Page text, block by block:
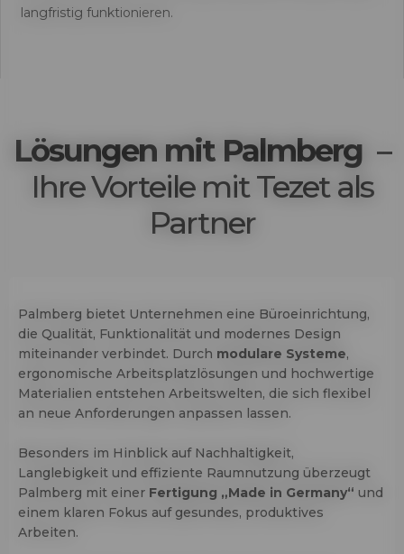
langfristig funktionieren.
Lösungen mit Palmberg –
Ihre Vorteile mit Tezet als
Partner
Palmberg bietet Unternehmen eine Büroeinrichtung,
die Qualität, Funktionalität und modernes Design
miteinander verbindet. Durch modulare Systeme,
ergonomische Arbeitsplatzlösungen und hochwertige
Materialien entstehen Arbeitswelten, die sich flexibel
an neue Anforderungen anpassen lassen.
Besonders im Hinblick auf Nachhaltigkeit,
Langlebigkeit und effiziente Raumnutzung überzeugt
Palmberg mit einer Fertigung „Made in Germany“ und
einem klaren Fokus auf gesundes, produktives
Arbeiten.